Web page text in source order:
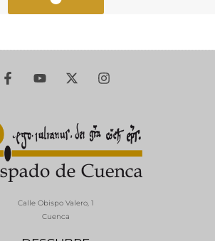
Calle Obispo Valero, 1
Cuenca